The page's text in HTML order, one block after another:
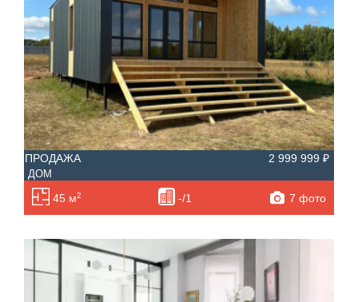
ПРОДАЖА 2 999 999 ₽
ДОМ
45 м2 -/1 7 фото